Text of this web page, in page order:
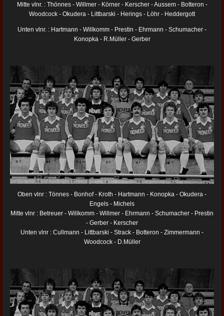
Mitte vlnr. : Thönnes - Willmer - Körner - Kerscher - Aussem - Botteron -
Woodcock - Okudera - Littbarski - Herings - Löhr - Heddergott
Unten vlnr. : Hartmann - Willkomm - Prestin - Ehrmann - Schumacher -
Konopka - R.Müller - Gerber
Oben vlnr : Tönnes - Bonhof - Kroth - Hartmann - Konopka - Okudera -
Engels - Michels
Mitte vlnr : Betreuer - Willkomm - Willmer - Ehrmann - Schumacher - Prestin
- Gerber - Kerscher
Unten vlnr : Cullmann - Littbarski - Strack - Botteron - Zimmermann -
Woodcock - D.Müller